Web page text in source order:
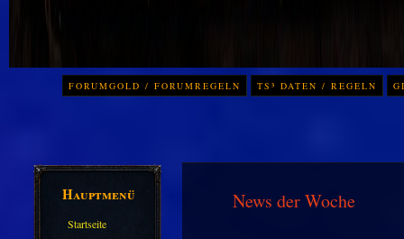
FORUMGOLD / FORUMREGELN TS³ DATEN / REGELN
Hauptmenü
Startseite
News der Woche